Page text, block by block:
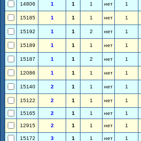
14806 1 1 1 нет 1
15185 1 1 1 нет 1
15192 1 1 2 нет 1
15189 1 1 1 нет 1
15187 1 1 2 нет 1
12086 1 1 1 нет 1
15140 2 1 1 нет 1
15122 2 1 1 нет 1
15165 2 1 1 нет 1
12915 2 1 1 нет 1
15172 3 1 1 нет 1